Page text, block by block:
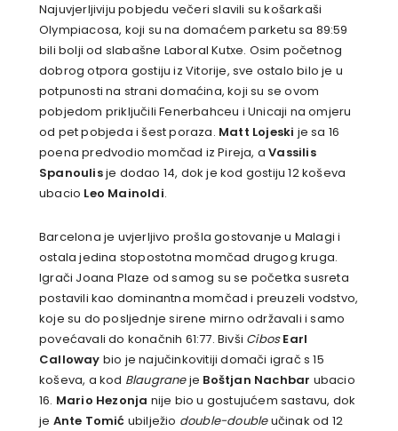
Najuvjerljiviju pobjedu večeri slavili su košarkaši
Olympiacosa, koji su na domaćem parketu sa 89:59
bili bolji od slabašne Laboral Kutxe. Osim početnog
dobrog otpora gostiju iz Vitorije, sve ostalo bilo je u
potpunosti na strani domaćina, koji su se ovom
pobjedom priključili Fenerbahceu i Unicaji na omjeru
od pet pobjeda i šest poraza. Matt Lojeski je sa 16
poena predvodio momčad iz Pireja, aVassilis
Spanoulisje dodao 14, dok je kod gostiju 12 koševa
ubacio Leo Mainoldi.
Barcelona je uvjerljivo prošla gostovanje u Malagi i
ostala jedina stopostotna momčad drugog kruga.
Igrači Joana Plaze od samog su se početka susreta
postavili kao dominantna momčad i preuzeli vodstvo,
koje su do posljednje sirene mirno održavali i samo
povećavali do konačnih 61:77. Bivši CibosEarl
Calloway bio je najučinkovitiji domači igrač s 15
koševa, a kod Blaugraneje Boštjan Nachbar ubacio
16. Mario Hezonja nije bio u gostujućem sastavu, dok
je Ante Tomić ubilježio double-doubleučinak od 12